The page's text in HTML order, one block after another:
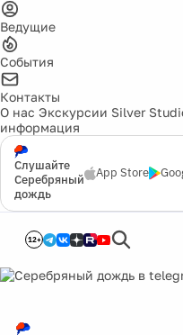
Ведущие
События
Контакты
О нас Экскурсии Silver
информация
Слушайте
Серебряный
дождь
App Store
12+